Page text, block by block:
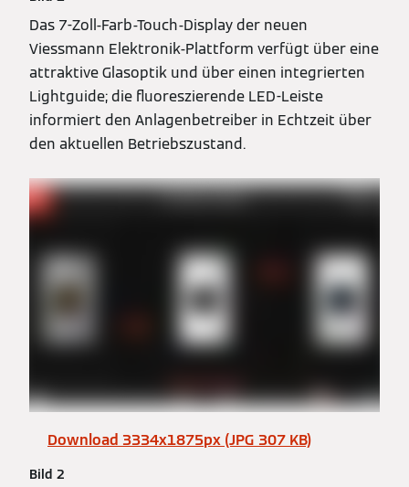
Das 7-Zoll-Farb-Touch-Display der neuen
Viessmann Elektronik-Plattform verfügt über eine
attraktive Glasoptik und über einen integrierten
Lightguide; die fluoreszierende LED-Leiste
informiert den Anlagenbetreiber in Echtzeit über
den aktuellen Betriebszustand.
Download 3334x1875px (JPG 307 KB)
Bild 2